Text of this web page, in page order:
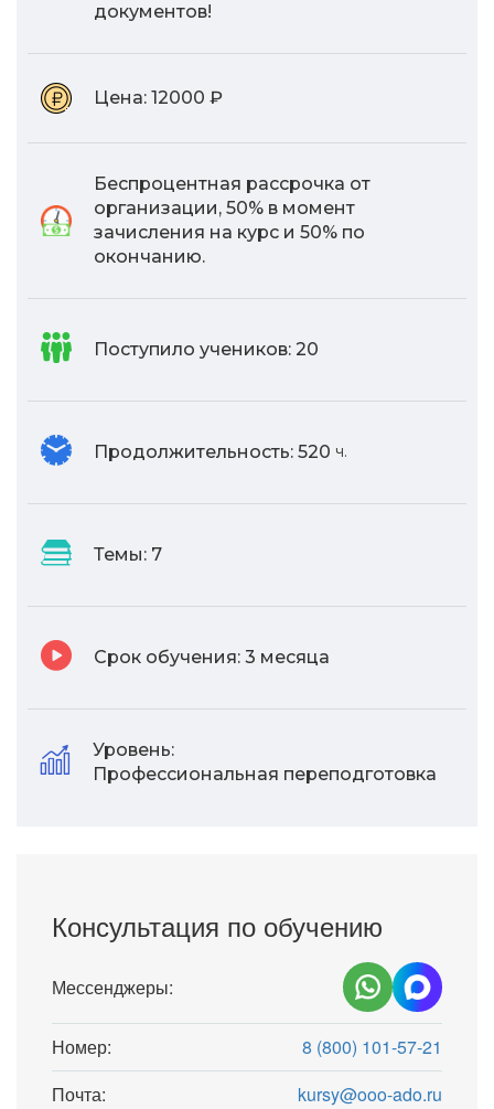
документов!
Цена: 12000 ₽
Беспроцентная рассрочка от
организации, 50% в момент
зачисления на курс и 50% по
окончанию.
Поступило учеников: 20
Продолжительность: 520 ч.
Темы: 7
Срок обучения: 3 месяца
Уровень:
Профессиональная переподготовка
Консультация по обучению
Мессенджеры:
Номер:
8 (800) 101-57-21
Почта:
kursy@ooo-ado.ru